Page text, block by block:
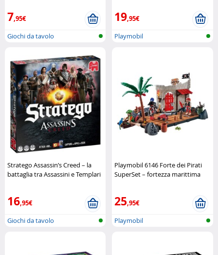
7,95€
Giochi da tavolo
19,95€
Playmobil
Stratego Assassin’s Creed – la
battaglia tra Assassini e Templari
16,95€
Giochi da tavolo
Playmobil 6146 Forte dei Pirati
SuperSet – fortezza marittima
25,95€
Playmobil